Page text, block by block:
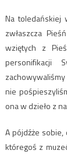
Na toledańskiej
zwłaszcza
wziętych z
personifikacji
nie
ona w dzieło z
A pójdźże
któregoś z